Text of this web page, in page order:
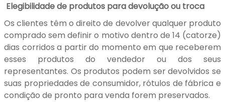
Elegibilidade de produtos para devolução ou troca
Os clientes têm o direito de devolver qualquer produto
comprado sem definir o motivo dentro de 14 (catorze)
dias corridos a partir do momento em que receberem
esses produtos do vendedor ou dos seus
representantes. Os produtos podem ser devolvidos se
suas propriedades de consumidor, rótulos de fábrica e
condição de pronto para venda forem preservados.